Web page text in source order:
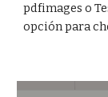
pdfimages o
opción para